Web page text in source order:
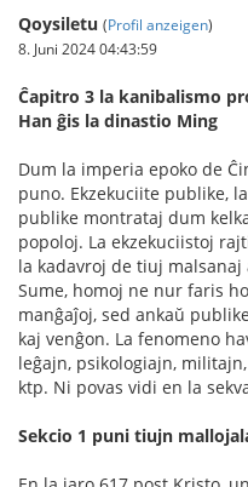
Qoysiletu (Profil anzeigen)
8. Juni 2024 04:43:59
Ĉapitro 3 la kanibalismo
Han ĝis la dinastio Ming
Dum la imperia epoko de
puno. Ekzekuciite publike,
publike montrataj dum
popoloj. La ekzekuciistoj
la kadavroj de tiuj
Sume, homoj ne nur faris
manĝaĵoj, sed ankaŭ
kaj venĝon. La fenomeno
leĝajn, psikologiajn,
ktp. Ni povas vidi en la
Sekcio 1 puni tiujn